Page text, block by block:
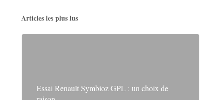
Articles les plus lus
Essai Renault Symbioz GPL : un choix de